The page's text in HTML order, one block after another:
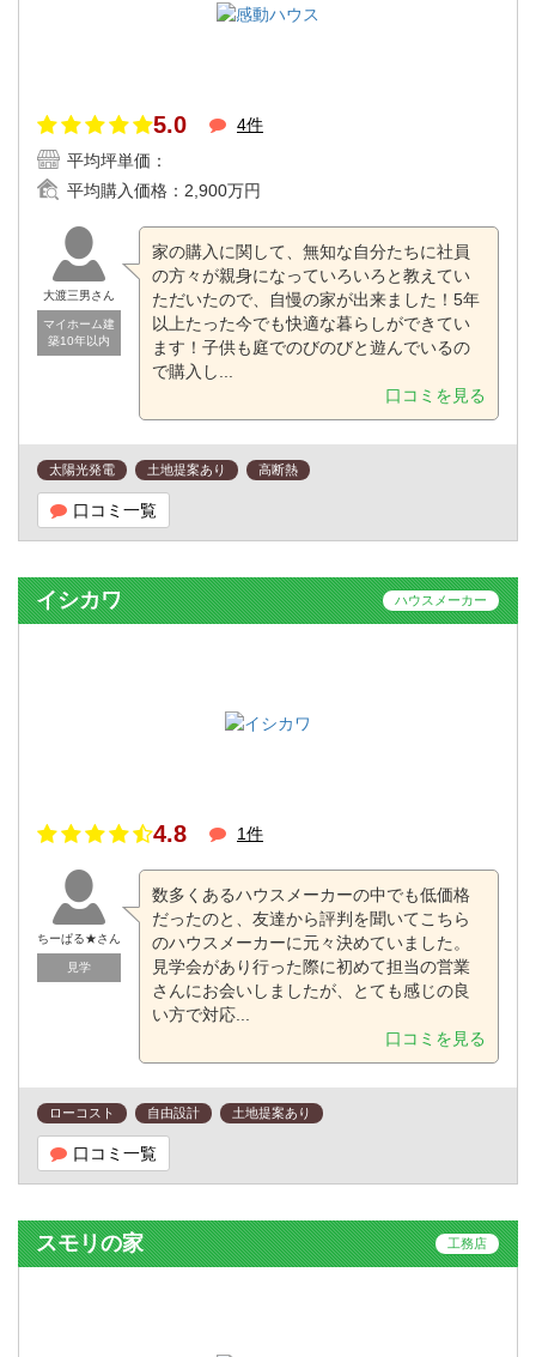
5.0
4件
平均坪単価：
平均購入価格： 2,900万円
大渡三男さん
マイホーム建
築10年以内
家の購入に関して、無知な自分たちに社員
の方々が親身になっていろいろと教えてい
ただいたので、自慢の家が出来ました！5年
以上たった今でも快適な暮らしができてい
ます！子供も庭でのびのびと遊んでいるの
で購入し...
口コミを見る
太陽光発電 土地提案あり 高断熱
口コミ一覧
イシカワ ハウスメーカー
4.8 1件
ちーぱる★さん
見学
数多くあるハウスメーカーの中でも低価格
だったのと、友達から評判を聞いてこちら
のハウスメーカーに元々決めていました。
見学会があり行った際に初めて担当の営業
さんにお会いしましたが、とても感じの良
い方で対応...
口コミを見る
ローコスト 自由設計 土地提案あり
口コミ一覧
スモリの家 工務店